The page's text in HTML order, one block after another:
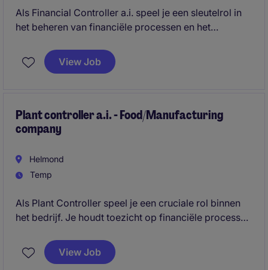
Als Financial Controller a.i. speel je een sleutelrol in
het beheren van financiële processen en het
binnen de retailsector in de omgeving van Den Bosch
en draagt bij aan de financiële stabiliteit van de
View Job
Plant controller a.i. - Food/Manufacturing
company
Helmond
Temp
Als Plant Controller speel je een cruciale rol binnen
het bedrijf. Je houdt toezicht op financiële processen
View Job